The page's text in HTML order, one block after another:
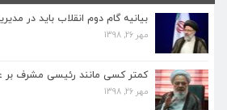
بیانیه گام دوم انقلاب باید در
مهر 26, 1398
کمتر کسی مانند رئیسی مشرف بر
مهر 26, 1398
کمتر کسی مانند رئیسی مشرف بر علم حقوق و